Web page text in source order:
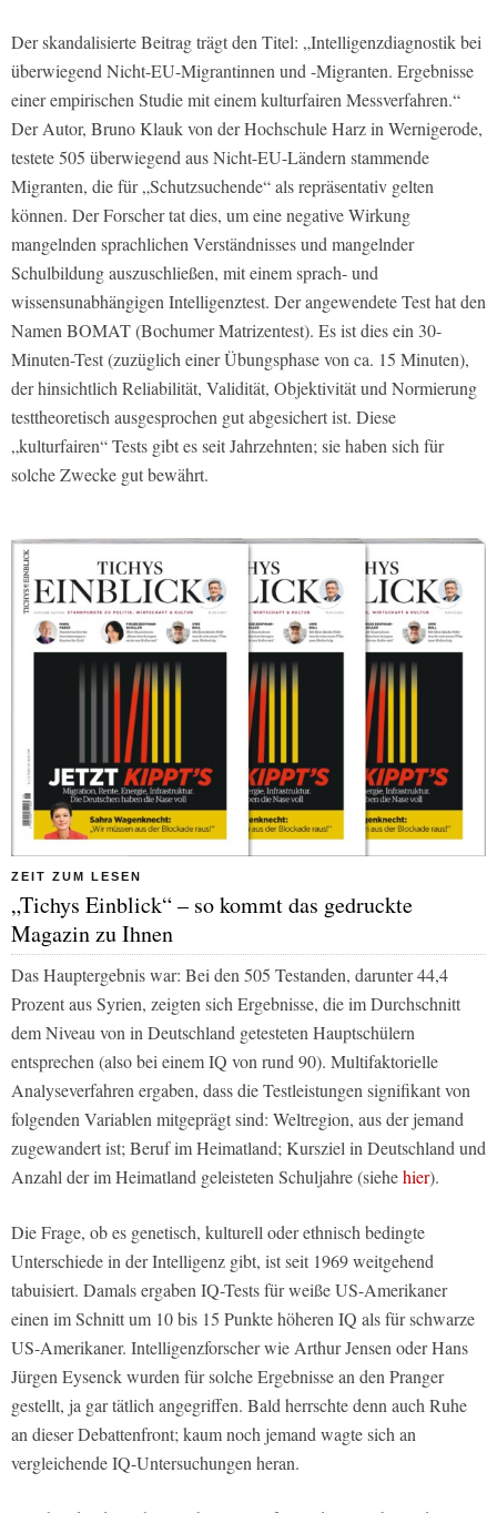
Der skandalisierte Beitrag trägt den Titel: „Intelligenzdiagnostik bei
überwiegend Nicht-EU-Migrantinnen und -Migranten. Ergebnisse
einer empirischen Studie mit einem kulturfairen Messverfahren.“
Der Autor, Bruno Klauk von der Hochschule Harz in Wernigerode,
testete 505 überwiegend aus Nicht-EU-Ländern stammende
Migranten, die für „Schutzsuchende“ als repräsentativ gelten
können. Der Forscher tat dies, um eine negative Wirkung
mangelnden sprachlichen Verständnisses und mangelnder
Schulbildung auszuschließen, mit einem sprach- und
wissensunabhängigen Intelligenztest. Der angewendete Test hat den
Namen BOMAT (Bochumer Matrizentest). Es ist dies ein 30-
Minuten-Test (zuzüglich einer Übungsphase von ca. 15 Minuten),
der hinsichtlich Reliabilität, Validität, Objektivität und Normierung
testtheoretisch ausgesprochen gut abgesichert ist. Diese
„kulturfairen“ Tests gibt es seit Jahrzehnten; sie haben sich für
solche Zwecke gut bewährt.
ZEIT ZUM LESEN
„Tichys Einblick“ – so kommt das gedruckte
Magazin zu Ihnen
Das Hauptergebnis war: Bei den 505 Testanden, darunter 44,4
Prozent aus Syrien, zeigten sich Ergebnisse, die im Durchschnitt
dem Niveau von in Deutschland getesteten Hauptschülern
entsprechen (also bei einem IQ von rund 90). Multifaktorielle
Analyseverfahren ergaben, dass die Testleistungen signifikant von
folgenden Variablen mitgeprägt sind: Weltregion, aus der jemand
zugewandert ist; Beruf im Heimatland; Kursziel in Deutschland und
Anzahl der im Heimatland geleisteten Schuljahre (siehehier).
Die Frage, ob es genetisch, kulturell oder ethnisch bedingte
Unterschiede in der Intelligenz gibt, ist seit 1969 weitgehend
tabuisiert. Damals ergaben IQ-Tests für weiße US-Amerikaner
einen im Schnitt um 10 bis 15 Punkte höheren IQ als für schwarze
US-Amerikaner. Intelligenzforscher wie Arthur Jensen oder Hans
Jürgen Eysenck wurden für solche Ergebnisse an den Pranger
gestellt, ja gar tätlich angegriffen. Bald herrschte denn auch Ruhe
an dieser Debattenfront; kaum noch jemand wagte sich an
vergleichende IQ-Untersuchungen heran.